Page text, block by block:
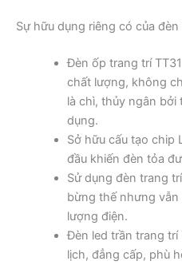
Sự hữu dụng riêng có của
Đèn ốp trang trí
chất lượng, không
là chì, thủy ngân
dụng.
Sở hữu cấu tạo chip
đầu khiến đèn tỏa
Sử dụng đèn trang
bừng thế nhưng vẫn
lượng điện.
Đèn led trần trang trí
lịch, đẳng cấp, phù